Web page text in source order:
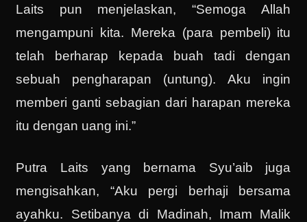
Laits pun menjelaskan, “Semoga Allah
mengampuni kita. Mereka (para pembeli) itu
telah berharap kepada buah tadi dengan
sebuah pengharapan (untung). Aku ingin
memberi ganti sebagian dari harapan mereka
itu dengan uang ini.”
Putra Laits yang bernama Syu’aib juga
mengisahkan, “Aku pergi berhaji bersama
ayahku. Setibanya di Madinah, Imam Malik